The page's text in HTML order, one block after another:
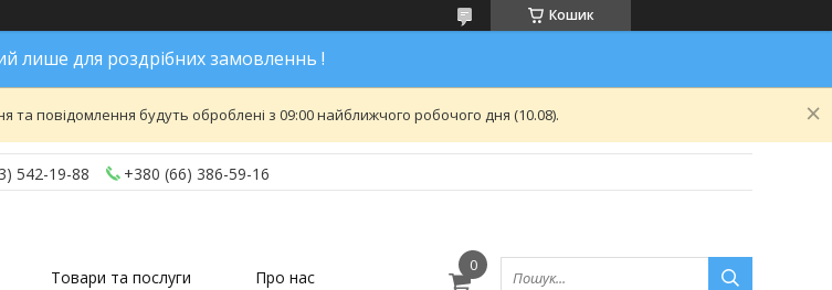
Кошик
лише для роздрібних замовленнь !
та повідомлення будуть оброблені з 09:00 найближчого робочого дня (10.08).
542-19-88 +380 (66) 386-59-16
Товари та послуги Про нас